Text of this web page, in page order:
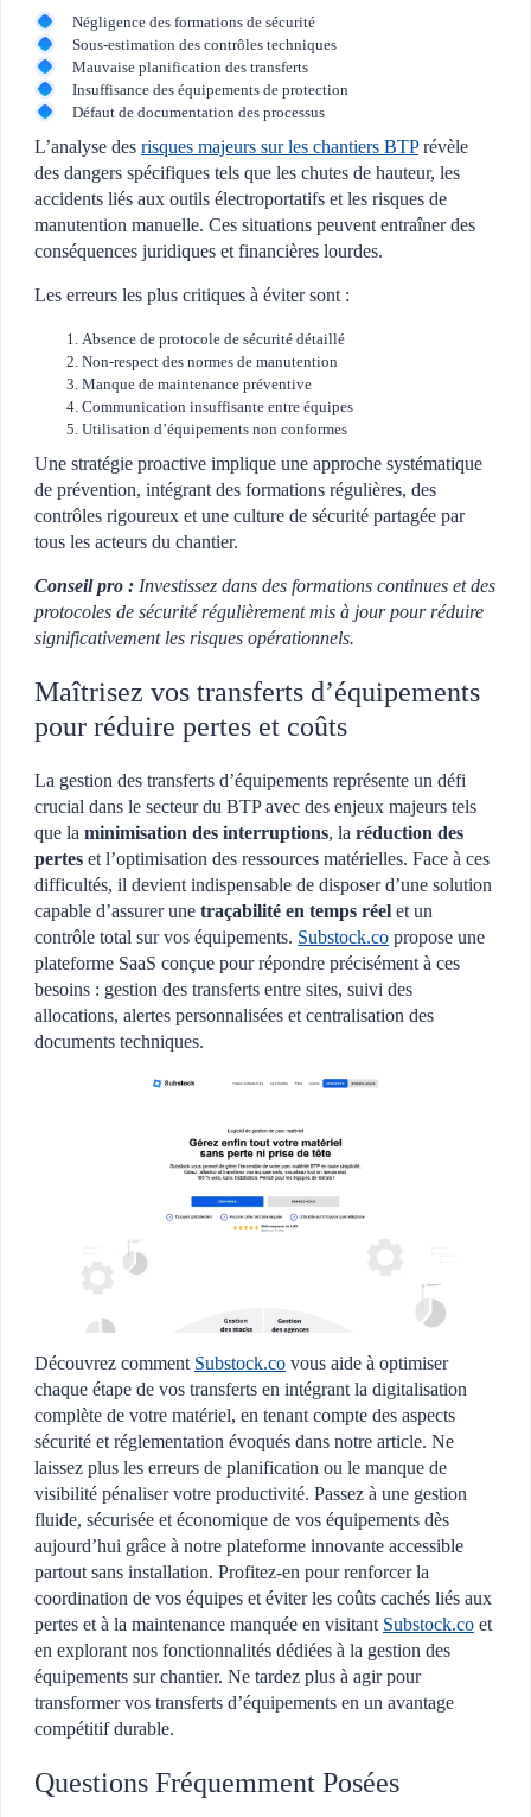
Négligence des formations de sécurité
Sous-estimation des contrôles techniques
Mauvaise planification des transferts
Insuffisance des équipements de protection
Défaut de documentation des processus
L’analyse des risques majeurs sur les chantiers BTPrévèle
des dangers spécifiques tels que les chutes de hauteur, les
accidents liés aux outils électroportatifs et les risques de
manutention manuelle. Ces situations peuvent entraîner des
conséquences juridiques et financières lourdes.
Les erreurs les plus critiques à éviter sont :
Absence de protocole de sécurité détaillé
Non-respect des normes de manutention
Manque de maintenance préventive
Communication insuffisante entre équipes
Utilisation d’équipements non conformes
Une stratégie proactive implique une approche systématique
de prévention, intégrant des formations régulières, des
contrôles rigoureux et une culture de sécurité partagée par
tous les acteurs du chantier.
Conseil pro : Investissez dans des formations continues et des
protocoles de sécurité régulièrement mis à jour pour réduire
significativement les risques opérationnels.
Maîtrisez vos transferts d’équipements
pour réduire pertes et coûts
La gestion des transferts d’équipements représente un défi
crucial dans le secteur du BTP avec des enjeux majeurs tels
que la minimisation des interruptions, la réduction des
pertes et l’optimisation des ressources matérielles. Face à ces
difficultés, il devient indispensable de disposer d’une solution
capable d’assurer une traçabilité en temps réel et un
contrôle total sur vos équipements. Substock.co propose une
plateforme SaaS conçue pour répondre précisément à ces
besoins : gestion des transferts entre sites, suivi des
allocations, alertes personnalisées et centralisation des
documents techniques.
Découvrez comment Substock.co vous aide à optimiser
chaque étape de vos transferts en intégrant la digitalisation
complète de votre matériel, en tenant compte des aspects
sécurité et réglementation évoqués dans notre article. Ne
laissez plus les erreurs de planification ou le manque de
visibilité pénaliser votre productivité. Passez à une gestion
fluide, sécurisée et économique de vos équipements dès
aujourd’hui grâce à notre plateforme innovante accessible
partout sans installation. Profitez-en pour renforcer la
coordination de vos équipes et éviter les coûts cachés liés aux
pertes et à la maintenance manquée en visitant Substock.co et
en explorant nos fonctionnalités dédiées à la gestion des
équipements sur chantier. Ne tardez plus à agir pour
transformer vos transferts d’équipements en un avantage
compétitif durable.
Questions Fréquemment Posées